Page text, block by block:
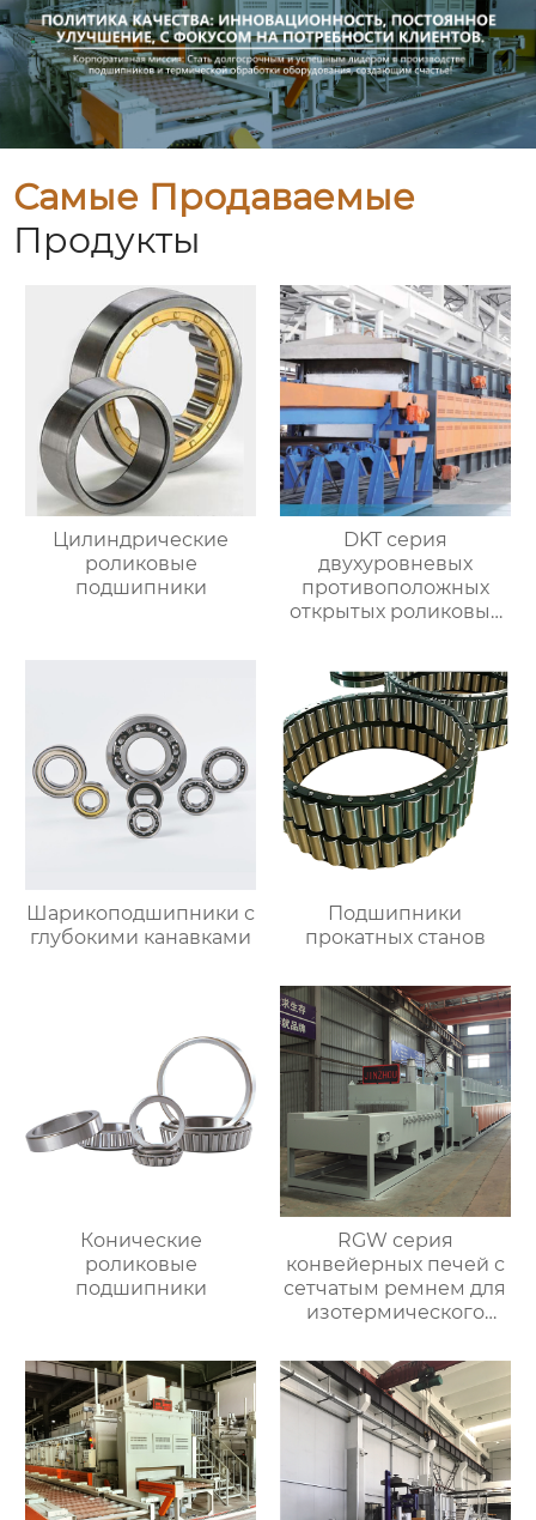
Самые Продаваемые
Продукты
Цилиндрические
роликовые
подшипники
DKT серия
двухуровневых
противоположных
открытых роликовых
Шарикоподшипники с
глубокими канавками
Подшипники
прокатных станов
Конические
роликовые
подшипники
RGW серия
конвейерных печей с
сетчатым ремнем для
изотермического
непрерывном
процессе